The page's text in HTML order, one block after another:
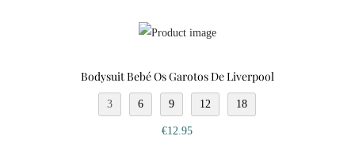
Bodysuit Bebé Os Garotos De Liverpool
3 6 9 12 18
€12.95